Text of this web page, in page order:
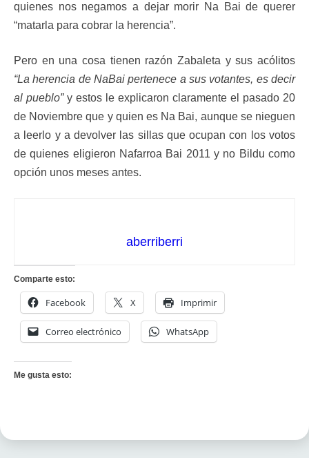
quienes nos negamos a dejar morir Na Bai de querer
“matarla para cobrar la herencia”.
Pero en una cosa tienen razón Zabaleta y sus acólitos
“La herencia de NaBai pertenece a sus votantes, es decir
al pueblo”y estos le explicaron claramente el pasado 20
de Noviembre que y quien es Na Bai, aunque se nieguen
a leerlo y a devolver las sillas que ocupan con los votos
de quienes eligieron Nafarroa Bai 2011 y no Bildu como
opción unos meses antes.
aberriberri
Comparte esto:
Facebook X Imprimir
Correo electrónico WhatsApp
Me gusta esto: